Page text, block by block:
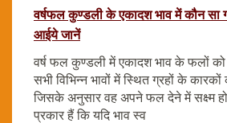
वर्षफल कुण्डली के एकादश भाव में कौन सा
आईये जानें
वर्ष फल कुण्डली में एकादश भाव के फलों
सभी विभिन्न भावों में स्थित ग्रहों के
जिसके अनुसार वह अपने फल देने में सक्ष्म
प्रकार हैं कि यदि भाव स्व